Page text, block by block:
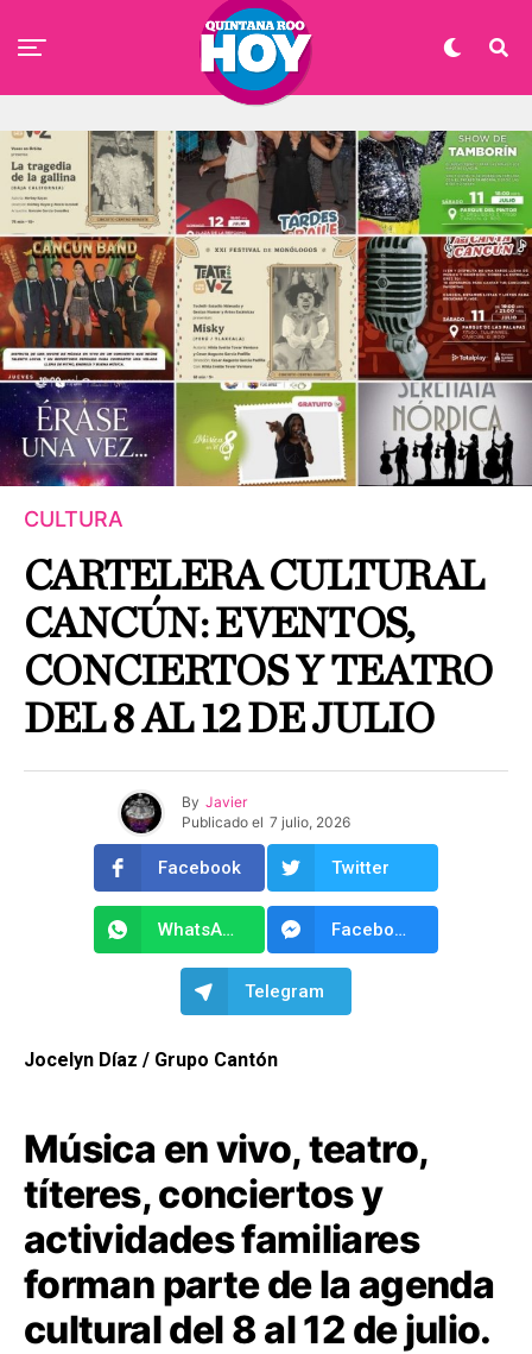
CULTURA
CARTELERA CULTURAL
CANCÚN: EVENTOS,
CONCIERTOS Y TEATRO
DEL 8 AL 12 DE JULIO
By Javier
Publicado el 7 julio, 2026
Facebook Twitter
WhatsApp Facebook Messenger
Telegram
Jocelyn Díaz / Grupo Cantón
Música en vivo, teatro,
títeres, conciertos y
actividades familiares
forman parte de la agenda
cultural del 8 al 12 de julio.